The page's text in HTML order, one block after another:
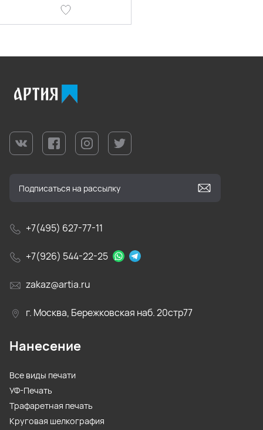
+7(495) 627-77-11
+7(926) 544-22-25
zakaz@artia.ru
г. Москва, Бережковская наб. 20стр77
Нанесение
Все виды печати
УФ-Печать
Трафаретная печать
Круговая шелкография